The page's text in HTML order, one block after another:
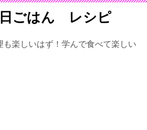
ごはん レシピ
楽しいはず！学んで食べて楽しい